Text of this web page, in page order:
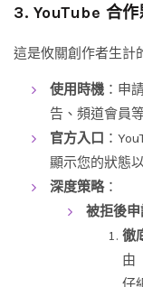
3. YouTube 合
這是攸關創作者生計
使用時機 ：申
告、頻道會員
官方入口 ：
顯示您的狀態
深度策略：
被拒後
徹
由